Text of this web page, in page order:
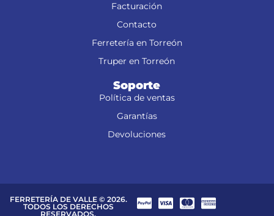
Facturación
Contacto
Ferretería en Torreón
Truper en Torreón
Soporte
Política de ventas
Garantías
Devoluciones
FERRETERÍA DE VALLE © 2026.
TODOS LOS DERECHOS
RESERVADOS.